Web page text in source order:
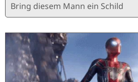
Bring diesem Mann ein Schild